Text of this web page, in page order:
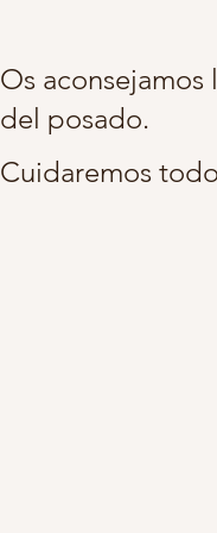
Os
del posado.
Cuidaremos